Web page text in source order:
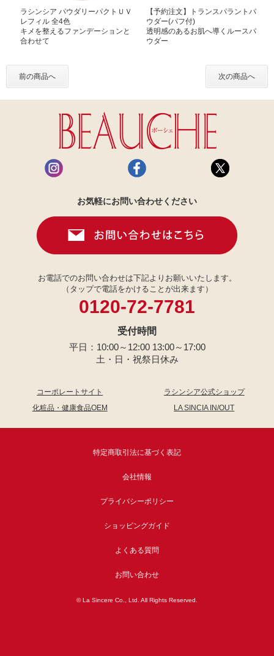
ラシンシア パウダリーパクトＵＶ
レフィル 全4色
キメを整えるファンデーションと
合わせて
【予約注文】トランスパラントパ
ウダー(パフ付)
透明感のあるお肌へ導くルースパ
ウダー
前の商品へ 次の商品へ
お気軽にお問い合わせください
お電話でのお問い合わせは下記よりお願いいたします。
（タップで電話をかけることが出来ます）
0120-72-7781
受付時間
平日：10:00～12:00 13:00～17:00
土・日・祝祭日休み
コーポレートサイト
ラシンシア公式ショップ
化粧品・健康食品OEM
LA SINCIA IN/OUT
特定商取引法に基づく表記
会社情報
プライバシーポリシー
ショッピングガイド
よくある質問
お問い合わせ
© La Sincere Co., Ltd. All Rights Reserved.